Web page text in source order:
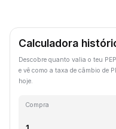
Calculadora
Descobre quanto valia o teu
e vê como a taxa de câmbio de
hoje.
Compra